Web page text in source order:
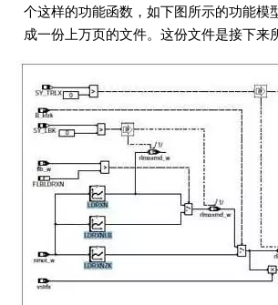
个这样的功能函数，如下图所示的功能模
成一份上万页的文件。这份文件是接下来